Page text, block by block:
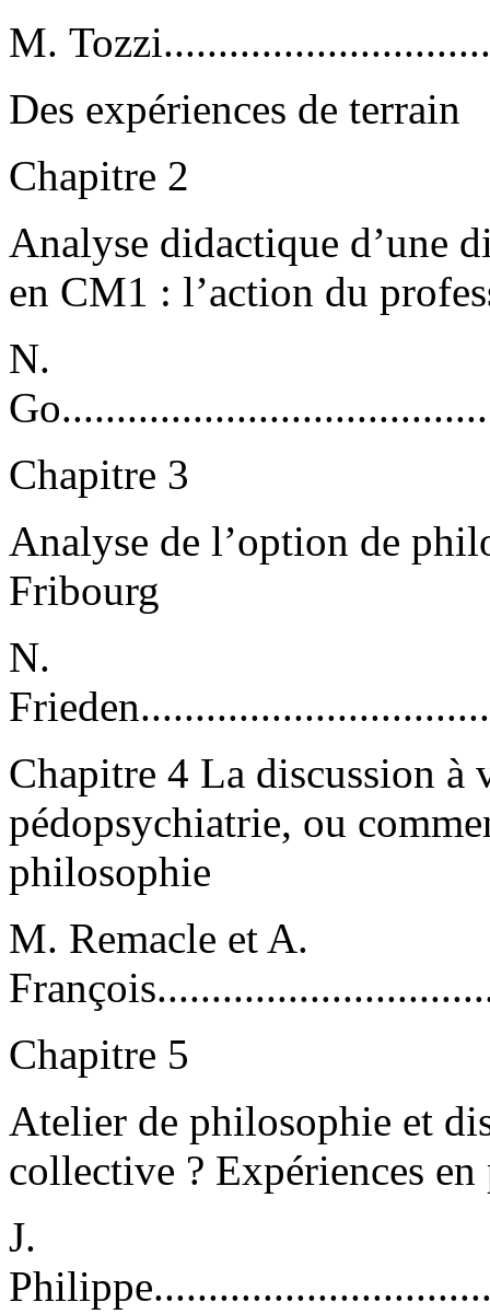
M.
Des expériences de terrain
Chapitre 2
Analyse didactique d’une
en CM1 : l’action du
N.
Chapitre 3
Analyse de l’option de
Fribourg
N.
Chapitre 4 La discussion à
pédopsychiatrie, ou
philosophie
M. Remacle et A.
Chapitre 5
Atelier de philosophie et
collective ? Expériences
J.